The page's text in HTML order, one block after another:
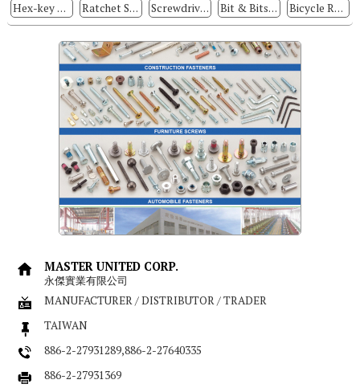
Hex-key Wrenches Ratchet Screwdrivers Screwdrivers Bit & Bits Sets Bicycle Repair Tools
MASTER UNITED CORP.
永傑實業有限公司
MANUFACTURER / DISTRIBUTOR / TRADER
TAIWAN
886-2-27931289,886-2-27640335
886-2-27931369